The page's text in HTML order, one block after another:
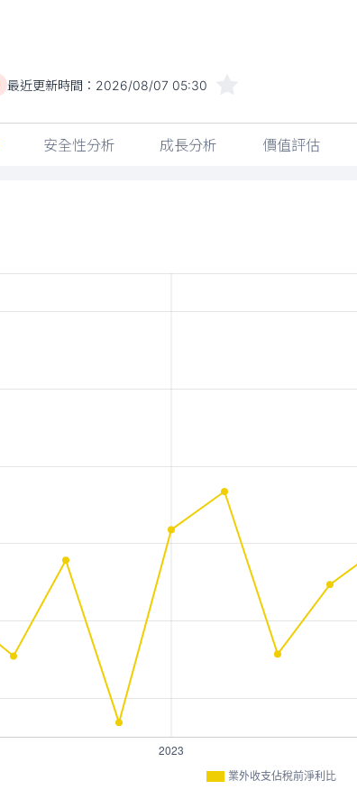
最近更新時間： 2026/08/07 05:30
安全性分析 成長分析 價值評估
業外收支佔稅前淨利比